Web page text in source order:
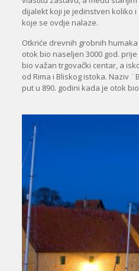
dijalekt koji je jedinstven koliko i
koje se ovdje nalaze.
Otkriće drevnih grobnih
otok bio naseljen 3000 god.
bio važan trgovački centar, a
od Rima i Bliskog istoka. Naziv
put u 890. godini kada je otok